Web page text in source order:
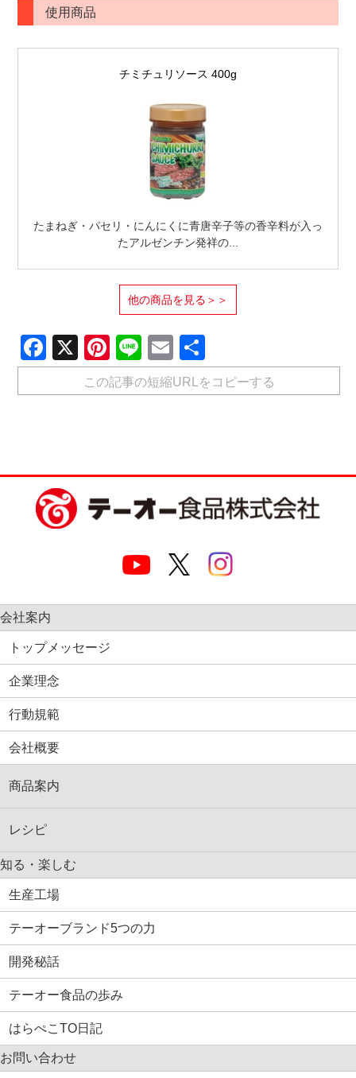
使用商品
チミチュリソース 400g
たまねぎ・パセリ・にんにくに青唐辛子等の香辛料が入っ
たアルゼンチン発祥の...
他の商品を見る＞＞
Facebook
X Pinterest
LineEmail
有
この記事の短縮URLをコピーする
会社案内
トップメッセージ
企業理念
行動規範
会社概要
商品案内
レシピ
知る・楽しむ
生産工場
テーオーブランド5つの力
開発秘話
テーオー食品の歩み
はらぺこTO日記
お問い合わせ